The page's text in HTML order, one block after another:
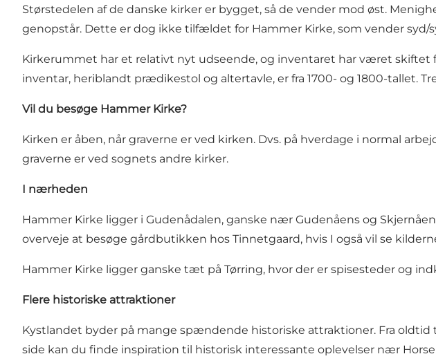
Størstedelen af de danske kirker er bygget, så de vender mod øst.
genopstår. Dette er dog ikke tilfældet for Hammer Kirke, som vender syd/
Kirkerummet har et relativt nyt udseende, og inventaret har været skiftet
inventar, heriblandt prædikestol og altertavle, er fra 1700- og 1800-tallet.
Vil du besøge Hammer Kirke?
Kirken er åben, når graverne er ved kirken. Dvs. på hverdage i normal
graverne er ved sognets andre kirker.
I nærheden
Hammer Kirke ligger i Gudenådalen, ganske nær Gudenåens og
overveje at besøge gårdbutikken hos Tinnetgaard, hvis I også vil se
Hammer Kirke ligger ganske tæt på Tørring, hvor der er spisesteder og
Flere historiske attraktioner
Kystlandet byder på mange spændende historiske attraktioner. Fra
side kan du finde inspiration til historisk interessante oplevelser nær